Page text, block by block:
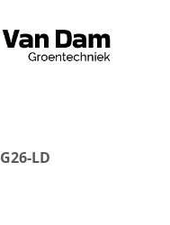
G26-LD